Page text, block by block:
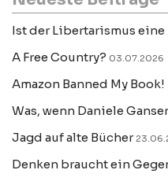
Ist der Libertarismus
A Free Country? 03.07.2026
Amazon Banned My Book!
Was, wenn Daniele
Jagd auf alte Bücher
Denken braucht ein